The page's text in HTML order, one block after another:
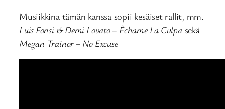
Musiikkina tämän kanssa sopii kesäiset rallit, mm.
Luis Fonsi & Demi Lovato – Èchame La Culpasekä
Megan Trainor – No Excuse